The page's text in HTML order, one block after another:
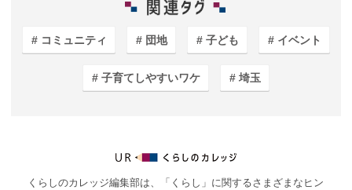
コミュニティ 団地 子ども イベント
子育てしやすいワケ 埼玉
くらしのカレッジ編集部は、「くらし」に関するさまざまなヒン